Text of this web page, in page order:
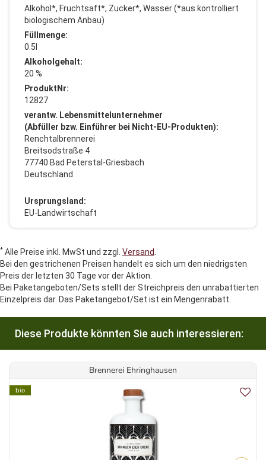
Alkohol*, Fruchtsaft*, Zucker*, Wasser (*aus kontrolliert
biologischem Anbau)
Füllmenge:
0.5l
Alkoholgehalt:
20 %
ProduktNr:
12827
verantw. Lebensmittelunternehmer
(Abfüller bzw. Einführer bei Nicht-EU-Produkten):
Renchtalbrennerei
Breitsodstraße 4
77740 Bad Peterstal-Griesbach
Deutschland
Ursprungsland:
EU-Landwirtschaft
* Alle Preise inkl. MwSt und zzgl. Versand
Bei den gestrichenen Preisen handelt es sich um den niedrigsten
Preis der letzten 30 Tage vor der Aktion.
Bei Paketangeboten/Sets stellt der Streichpreis den unrabattierten
Einzelpreis dar. Das Paketangebot/Set ist ein Mengenrabatt.
Diese Produkte könnten Sie auch interessieren:
Brennerei Ehringhausen
bio